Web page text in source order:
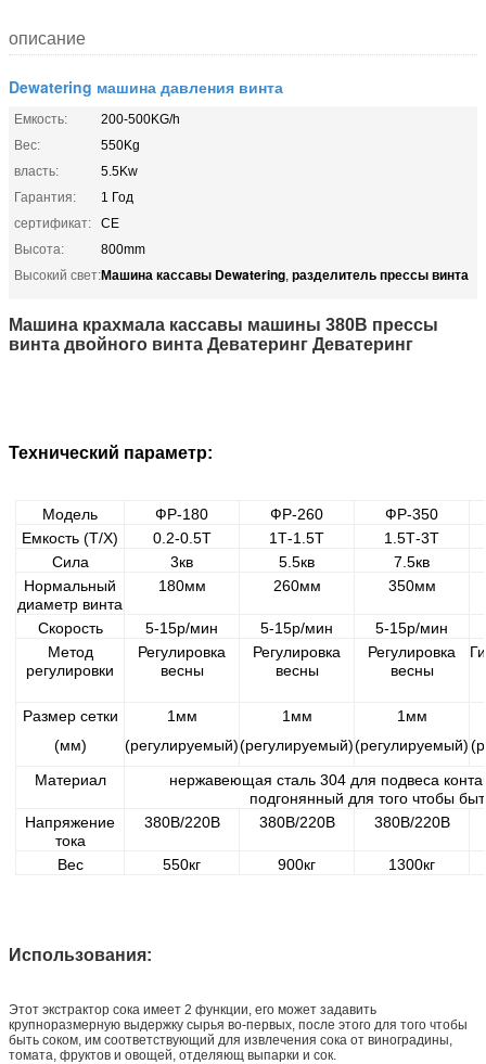
описание
Dewatering машина давления винта
Емкость:
200-500KG/h
Вес:
550Kg
власть:
5.5Kw
Гарантия:
1 Год
сертификат:
CE
Высота:
800mm
Высокий свет:Машина кассавы Dewatering, разделитель прессы винта
Машина крахмала кассавы машины 380В прессы
винта двойного винта Деватеринг Деватеринг
Технический параметр:
Модель ФР-180 ФР-260
ФР-350
Емкость (Т/Х)
0.2-0.5Т 1Т-1.5Т
1.5Т-3Т
Сила
3кв 5.5кв
7.5кв
Нормальный
диаметр винта
180мм 260мм 350мм
Скорость 5-15р/мин 5-15р/мин
5-15р/мин
Метод
регулировки
Регулировка
весны
Регулировка
весны
Регулировка
весны
Размер сетки
(мм)
1мм
(регулируемый)
1мм
(регулируемый)
1мм
(регулируемый)
Материал
нержавеющая сталь 304 для подвеса
подгонянный для того чтобы
Напряжение
тока
380В/220В 380В/220В 380В/220В
Вес 550кг 900кг 1300кг
Использования:
Этот экстрактор сока имеет 2 функции, его может задавить
крупноразмерную выдержку сырья во-первых, после этого для того чтобы
быть соком, им соответствующий для извлечения сока от виноградины,
томата, фруктов и овощей, отделяющ выпарки и сок.